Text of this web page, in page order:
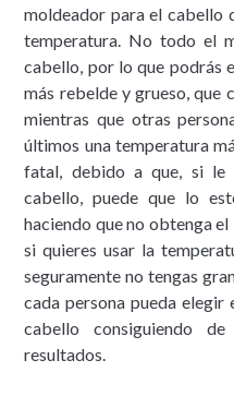
moldeador para el cabello
temperatura. No todo el
cabello, por lo que podrás
más rebelde y grueso, que
mientras que otras
últimos una temperatura
fatal, debido a que, si le
cabello, puede que lo
haciendo que no obtenga
si quieres usar la
seguramente no tengas
cada persona pueda
cabello consiguiendo
resultados.